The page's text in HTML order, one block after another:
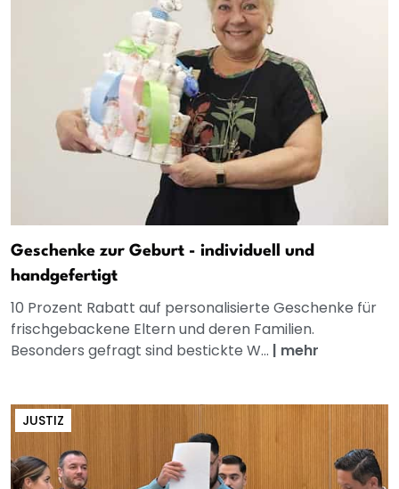
Geschenke zur Geburt - individuell und
handgefertigt
10 Prozent Rabatt auf personalisierte Geschenke für
frischgebackene Eltern und deren Familien.
Besonders gefragt sind bestickte W... | mehr
JUSTIZ